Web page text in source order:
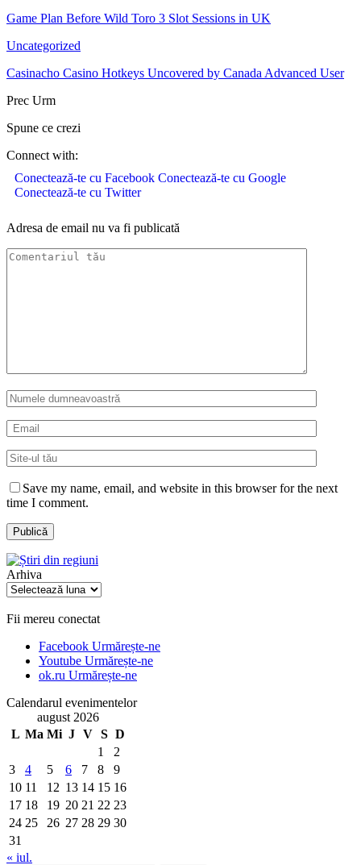
Game Plan Before Wild Toro 3 Slot Sessions in UK
Uncategorized
Casinacho Casino Hotkeys Uncovered by Canada Advanced User
Prec Urm
Spune ce crezi
Connect with:
Conectează-te cu Facebook Conectează-te cu Google
Conectează-te cu Twitter
Adresa de email nu va fi publicată
Save my name, email, and website in this browser for the next
time I comment.
Arhiva
Arhiva
Fii mereu conectat
Facebook Urmărește-ne
Youtube Urmărește-ne
ok.ru Urmărește-ne
Calendarul evenimentelor
august 2026
L Ma Mi J V S D
1
2
3
4 5 6 7 8
9
10 11 12 13 14 15 16
17 18 19 20 21 22 23
24 25 26 27 28 29 30
31
« iul.